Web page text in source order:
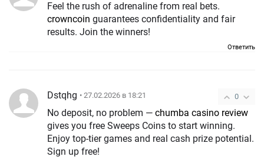
Feel the rush of adrenaline from real bets.
crowncoin guarantees confidentiality and fair
results. Join the winners!
Ответить
0
Dstqhg • 27.02.2026 в 18:21
No deposit, no problem — chumba casino review
gives you free Sweeps Coins to start winning.
Enjoy top-tier games and real cash prize potential.
Sign up free!